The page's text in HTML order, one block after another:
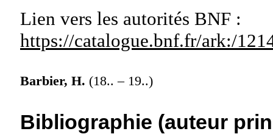
Lien vers les autorités BNF :
https://catalogue.bnf.fr/ark:/
Barbier, H. (18.. – 19..)
Bibliographie (auteur